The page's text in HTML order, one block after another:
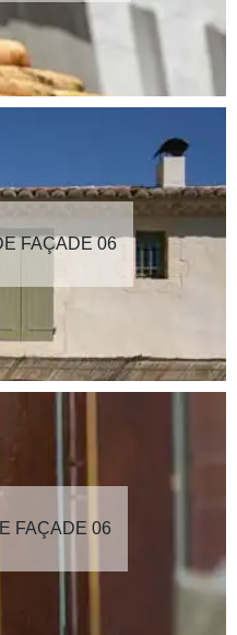
FAÇADE 06
FAÇADE 06